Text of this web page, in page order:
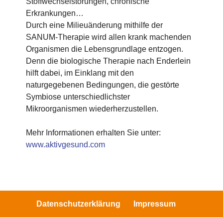
Erkrankungen…
Durch eine Milieuänderung mithilfe der
SANUM-Therapie wird allen krank machenden
Organismen die Lebensgrundlage entzogen.
Denn die biologische Therapie nach Enderlein
hilft dabei, im Einklang mit den
naturgegebenen Bedingungen, die gestörte
Symbiose unterschiedlichster
Mikroorganismen wiederherzustellen.
Mehr Informationen erhalten Sie unter:
www.aktivgesund.com
Datenschutzerklärung Impressum